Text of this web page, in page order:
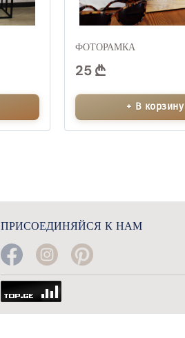
ФОТОРАМКА
25
+ В корзину
ПРИСОЕДИНЯЙСЯ К НАМ